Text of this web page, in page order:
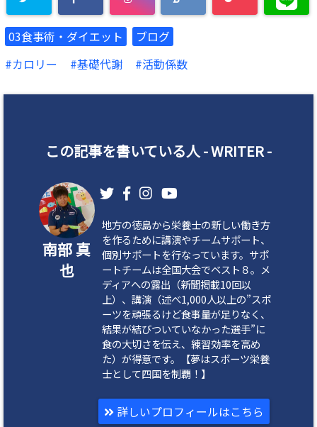
ndefined ar
ray key "Tw
l/wp-conte
nt/plugin
03食事術・ダイエット
ブログ
カロリー
基礎代謝 活動係数
この記事を書いている人 -WRITER-
南部 真
也
地方の徳島から栄養士の新しい働き方
を作るために講演やチームサポート、
個別サポートを行なっています。サポ
ートチームは全国大会でベスト８。メ
ディアへの露出（新聞掲載10回以
上）、講演（述べ1,000人以上の”スポ
ーツを頑張るけど食事量が足りなく、
結果が結びついていなかった選手”に
食の大切さを伝え、練習効率を高め
た）が得意です。【夢はスポーツ栄養
士として四国を制覇！】
詳しいプロフィールはこちら